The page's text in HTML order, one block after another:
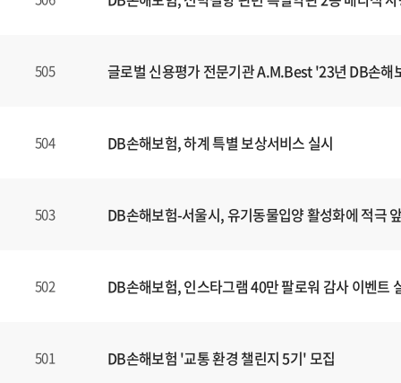
505 글로벌 신용평가 전문기관 A.M.Best '23년 DB손
504 DB손해보험, 하계 특별 보상서비스 실시
503 DB손해보험-서울시, 유기동물입양 활성화에 적극
502 DB손해보험, 인스타그램 40만 팔로워 감사 이벤트
501 DB손해보험 '교통 환경 챌린지 5기' 모집